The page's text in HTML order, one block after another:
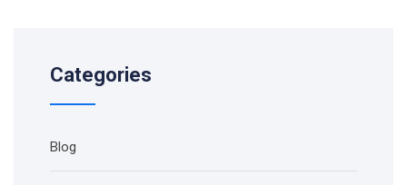
Categories
Blog